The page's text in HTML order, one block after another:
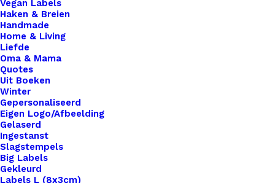
Vegan Labels
Haken & Breien
Handmade
Home & Living
Liefde
Oma & Mama
Quotes
Uit Boeken
Winter
Gepersonaliseerd
Eigen Logo/Afbeelding
Gelaserd
Ingestanst
Slagstempels
Big Labels
Gekleurd
Labels L (8x3cm)